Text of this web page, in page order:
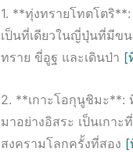
1. **ทุ่งทรายโทตโตริ
เป็นที่เดียวในญี่ปุ่นที่มีข
ทราย ขี่อูฐ และเดินป่า [
2. **เกาะโอกุนูชิมะ**:
มาอย่างอิสระ เป็นเกาะ
สงครามโลกครั้งที่สอง [